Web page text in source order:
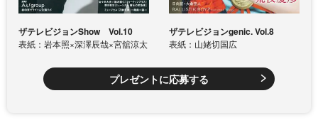
ザテレビジョンShow Vol.10
表紙：岩本照×深澤辰哉×宮舘涼太
ザテレビジョンgenic. Vol.8
表紙：山姥切国広
プレゼントに応募する